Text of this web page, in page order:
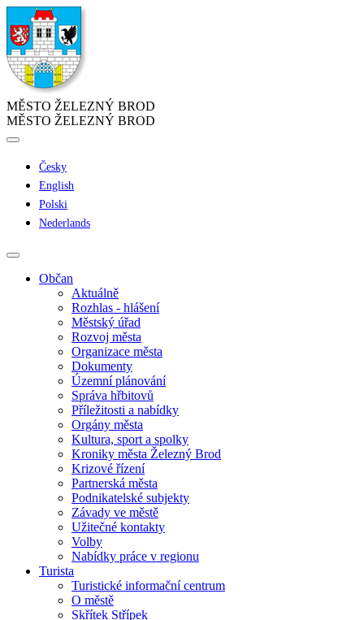
MĚSTO ŽELEZNÝ BROD
MĚSTO ŽELEZNÝ BROD
Česky
English
Polski
Nederlands
Občan
Aktuálně
Rozhlas - hlášení
Městský úřad
Rozvoj města
Organizace města
Dokumenty
Územní plánování
Správa hřbitovů
Příležitosti a nabídky
Orgány města
Kultura, sport a spolky
Kroniky města Železný Brod
Krizové řízení
Partnerská města
Podnikatelské subjekty
Závady ve městě
Užitečné kontakty
Volby
Nabídky práce v regionu
Turista
Turistické informační centrum
O městě
Skřítek Střípek